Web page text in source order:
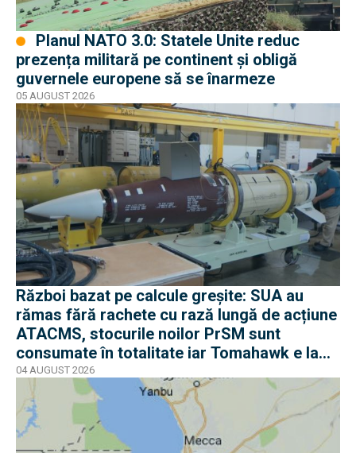
prezența militară pe continent și obligă
guvernele europene să se înarmeze
05 AUGUST 2026
Război bazat pe calcule greșite: SUA au
rămas fără rachete cu rază lungă de acțiune
ATACMS, stocurile noilor PrSM sunt
consumate în totalitate iar Tomahawk e la
jumătate
04 AUGUST 2026